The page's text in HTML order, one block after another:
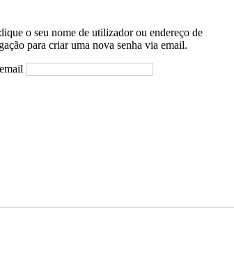
o seu nome de utilizador ou endereço de
para criar uma nova senha via email.